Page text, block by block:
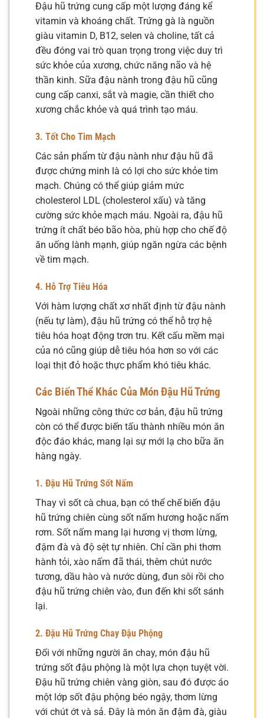
Đậu hũ trứng cung cấp một lượng đáng kể
vitamin và khoáng chất. Trứng gà là nguồn
giàu vitamin D, B12, selen và choline, tất cả
đều đóng vai trò quan trọng trong việc duy trì
sức khỏe của xương, chức năng não và hệ
thần kinh. Sữa đậu nành trong đậu hũ cũng
cung cấp canxi, sắt và magie, cần thiết cho
xương chắc khỏe và quá trình tạo máu.
3. Tốt Cho Tim Mạch
Các sản phẩm từ đậu nành như đậu hũ đã
được chứng minh là có lợi cho sức khỏe tim
mạch. Chúng có thể giúp giảm mức
cholesterol LDL (cholesterol xấu) và tăng
cường sức khỏe mạch máu. Ngoài ra, đậu hũ
trứng ít chất béo bão hòa, phù hợp cho chế độ
ăn uống lành mạnh, giúp ngăn ngừa các bệnh
về tim mạch.
4. Hỗ Trợ Tiêu Hóa
Với hàm lượng chất xơ nhất định từ đậu nành
(nếu tự làm), đậu hũ trứng có thể hỗ trợ hệ
tiêu hóa hoạt động trơn tru. Kết cấu mềm mại
của nó cũng giúp dễ tiêu hóa hơn so với các
loại thịt đỏ hoặc thực phẩm khó tiêu khác.
Các Biến Thể Khác Của Món Đậu Hũ Trứng
Ngoài những công thức cơ bản, đậu hũ trứng
còn có thể được biến tấu thành nhiều món ăn
độc đáo khác, mang lại sự mới lạ cho bữa ăn
hàng ngày.
1. Đậu Hũ Trứng Sốt Nấm
Thay vì sốt cà chua, bạn có thể chế biến đậu
hũ trứng chiên cùng sốt nấm hương hoặc nấm
rơm. Sốt nấm mang lại hương vị thơm lừng,
đậm đà và độ sệt tự nhiên. Chỉ cần phi thơm
hành tỏi, xào nấm đã thái, thêm chút nước
tương, dầu hào và nước dùng, đun sôi rồi cho
đậu hũ trứng chiên vào, đun đến khi sốt sánh
lại.
2. Đậu Hũ Trứng Chay Đậu Phộng
Đối với những người ăn chay, món đậu hũ
trứng sốt đậu phộng là một lựa chọn tuyệt vời.
Đậu hũ trứng chiên vàng giòn, sau đó được áo
một lớp sốt đậu phộng béo ngậy, thơm lừng
với chút ớt và sả. Đây là món ăn đậm đà, giàu